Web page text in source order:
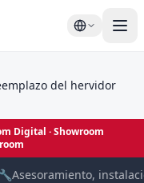
del hervidor
Digital · Showroom
🔧Asesoramiento,